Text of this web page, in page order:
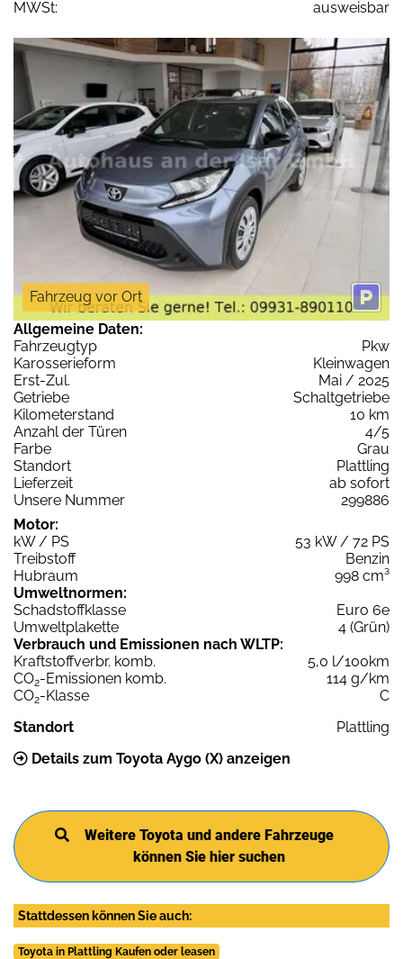
MWSt:
ausweisbar
Fahrzeug vor Ort
Allgemeine Daten:
Fahrzeugtyp
Pkw
Karosserieform
Kleinwagen
Erst-Zul.
Mai / 2025
Getriebe
Schaltgetriebe
Kilometerstand
10 km
Anzahl der Türen
4/5
Farbe
Grau
Standort
Plattling
Lieferzeit
ab sofort
Unsere Nummer
299886
Motor:
kW / PS
53 kW / 72 PS
Treibstoff
Benzin
Hubraum
998 cm³
Umweltnormen:
Schadstoffklasse
Euro 6e
Umweltplakette
4 (Grün)
Verbrauch und Emissionen nach WLTP:
Kraftstoffverbr. komb.
5,0 l/100km
CO2-Emissionen komb.
114 g/km
CO2-Klasse
C
Standort
Plattling
Details zum Toyota Aygo (X) anzeigen
Weitere Toyota und andere Fahrzeuge
können Sie hier suchen
Stattdessen können Sie auch:
Toyota in Plattling Kaufen oder leasen